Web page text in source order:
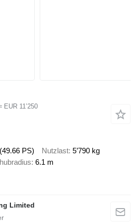
EUR 11’250
PS) Nutzlast 5’790 kg
6.1 m
Limited